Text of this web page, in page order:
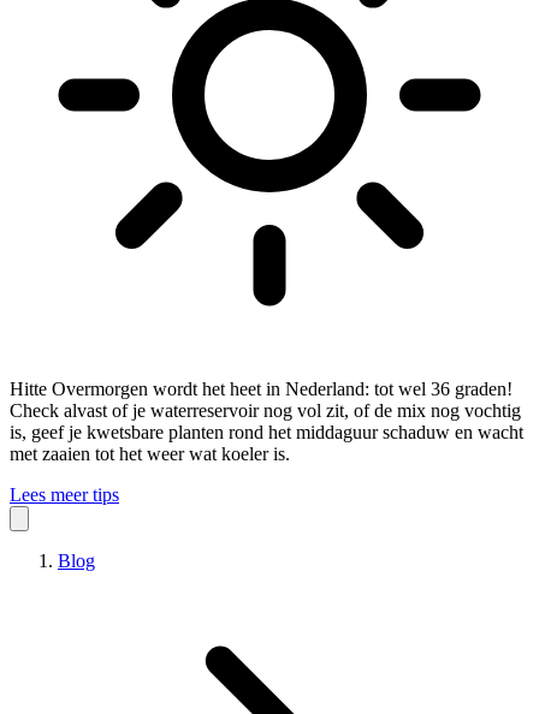
Hitte Overmorgen wordt het heet in Nederland: tot wel 36 graden!
Check alvast of je waterreservoir nog vol zit, of de mix nog vochtig
is, geef je kwetsbare planten rond het middaguur schaduw en wacht
met zaaien tot het weer wat koeler is.
Lees meer tips
Blog